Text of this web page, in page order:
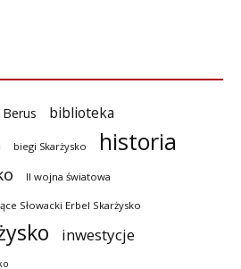
biblioteka
biegi Skarżysko historia
II wojna światowa
Słowacki Erbel Skarżysko
inwestycje